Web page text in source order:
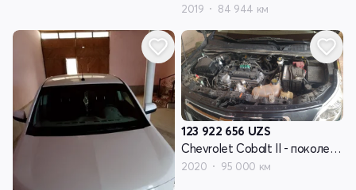
2019 84 944 км
123 922 656 UZS
Chevrolet Cobalt II - поколение рестайлинг
2020 95 000 км